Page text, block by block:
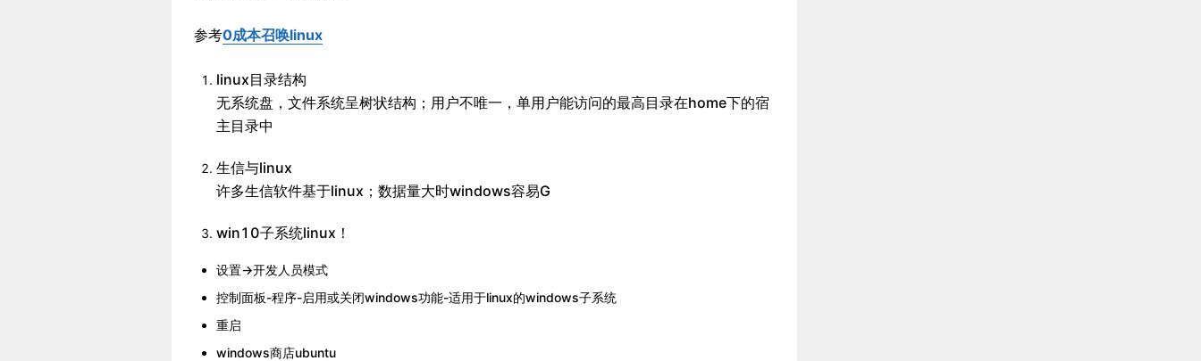
参考0成本召唤linux
linux目录结构
无系统盘，文件系统呈树状结构；用户不唯一，单用户能访问的最高目录在home下的宿
主目录中
生信与linux
许多生信软件基于linux；数据量大时windows容易G
win10子系统linux！
设置->开发人员模式
控制面板-程序-启用或关闭windows功能-适用于linux的windows子系统
重启
windows商店ubuntu